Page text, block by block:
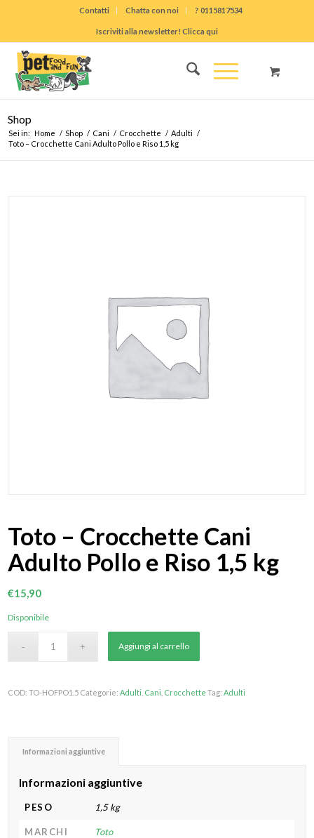
Contatti Chatta con noi ? 0115817534
Iscriviti alla newsletter! Clicca qui
Shop
Sei in: Home / Shop / Cani / Crocchette / Adulti /
Toto – Crocchette Cani Adulto Pollo e Riso 1,5 kg
Toto – Crocchette Cani
Adulto Pollo e Riso 1,5 kg
€15,90
Disponibile
Aggiungi al carrello
COD:TO-HOFPO1.5 Categorie:Adulti Cani Crocchette Tag:Adulti
Informazioni aggiuntive
Informazioni aggiuntive
PESO 1,5 kg
MARCHI Toto